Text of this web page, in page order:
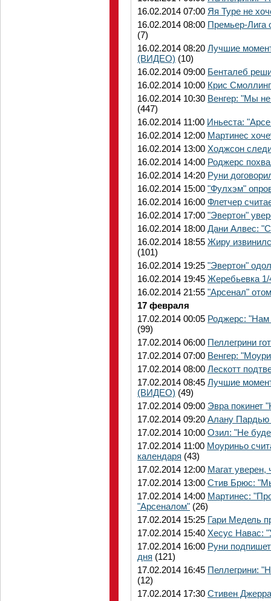
16.02.2014 07:00 Яя Туре не
16.02.2014 08:00 Премьер-Лига
(7)
16.02.2014 08:20 Лучшие
(ВИДЕО) (10)
16.02.2014 09:00 Бенталеб
16.02.2014 10:00 Крис
16.02.2014 10:30 Венгер: "Мы
(447)
16.02.2014 11:00 Иньеста:
16.02.2014 12:00 Мартинес
16.02.2014 13:00 Ходжсон
16.02.2014 14:00 Роджерс
16.02.2014 14:20 Руни
16.02.2014 15:00 "Фулхэм"
16.02.2014 16:00 Флетчер
16.02.2014 17:00 "Эвертон"
16.02.2014 18:00 Дани Алвес:
16.02.2014 18:55 Жиру
(101)
16.02.2014 19:25 "Эвертон"
16.02.2014 19:45 Жеребьевка
16.02.2014 21:55 "Арсенал"
17 февраля
17.02.2014 00:05 Роджерс:
(99)
17.02.2014 06:00 Пеллегрини
17.02.2014 07:00 Венгер:
17.02.2014 08:00 Лескотт
17.02.2014 08:45 Лучшие
(ВИДЕО) (49)
17.02.2014 09:00 Эвра покинет
17.02.2014 09:20 Алану Пардью
17.02.2014 10:00 Озил: "Не
17.02.2014 11:00 Моуриньо
календаря (43)
17.02.2014 12:00 Магат уверен,
17.02.2014 13:00 Стив Брюс:
17.02.2014 14:00 Мартинес:
"Арсеналом" (26)
17.02.2014 15:25 Гари Медель
17.02.2014 15:40 Хесус Навас:
17.02.2014 16:00 Руни
дня (121)
17.02.2014 16:45 Пеллегрини:
(12)
17.02.2014 17:30 Стивен